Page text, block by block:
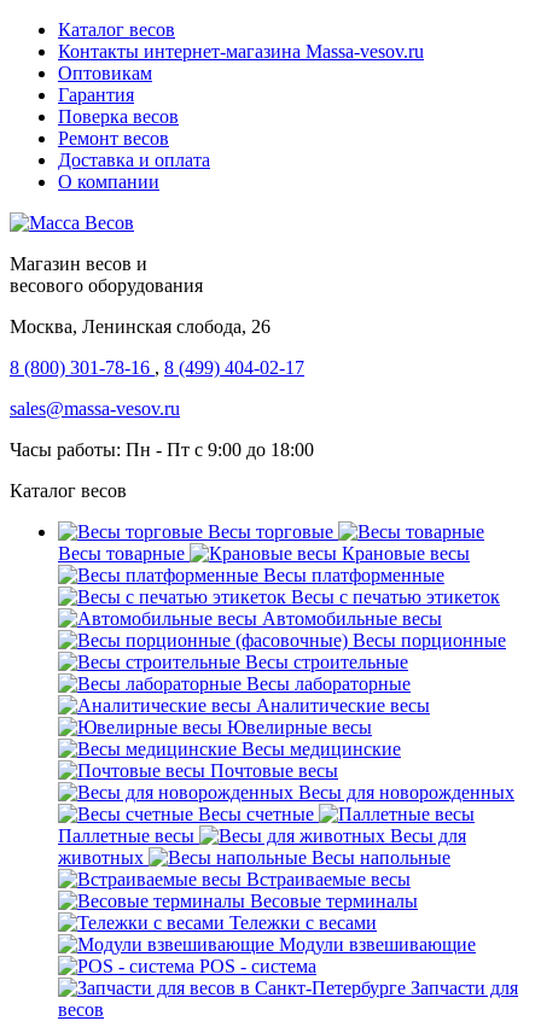
Каталог весов
Контакты интернет-магазина Мassa-vesov.ru
Оптовикам
Гарантия
Поверка весов
Ремонт весов
Доставка и оплата
О компании
Магазин весов и
весового оборудования
Москва, Ленинская слобода, 26
8 (800) 301-78-16 , 8 (499) 404-02-17
sales@massa-vesov.ru
Часы работы: Пн - Пт с 9:00 до 18:00
Каталог весов
Весы торговые
Весы товарные
Крановые весы
Весы платформенные
Весы с печатью этикеток
Автомобильные весы
Весы порционные
Весы строительные
Весы лабораторные
Аналитические весы
Ювелирные весы
Весы медицинские
Почтовые весы
Весы для новорожденных
Весы счетные
Паллетные весы
Весы для
животных
Весы напольные
Встраиваемые весы
Весовые терминалы
Тележки с весами
Модули взвешивающие
POS - система
Запчасти для
весов